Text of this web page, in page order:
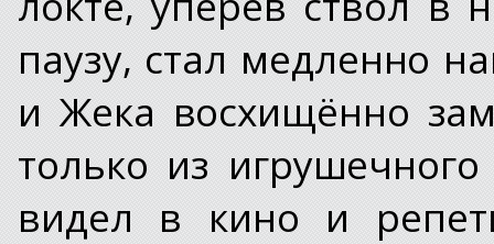
паузу, стал медленно
и Жека восхищённо
только из
видел в кино и